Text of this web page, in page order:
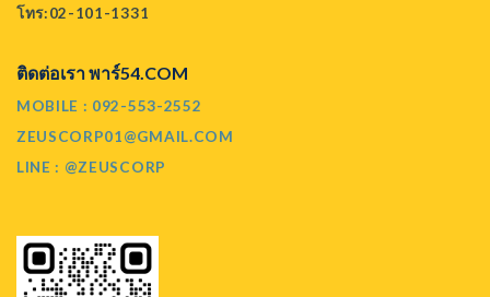
โทร:02-101-1331
ติดต่อเรา พาร์54.COM
MOBILE : 092-553-2552
ZEUSCORP01@GMAIL.COM
LINE : @ZEUSCORP